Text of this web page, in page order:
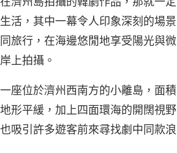
活，其中一幕令人印象深刻的場
旅行，在海邊悠閒地享受陽光與
上拍攝。
座位於濟州西南方的小離島，面
形平緩，加上四面環海的開闊視
吸引許多遊客前來尋找劇中同款